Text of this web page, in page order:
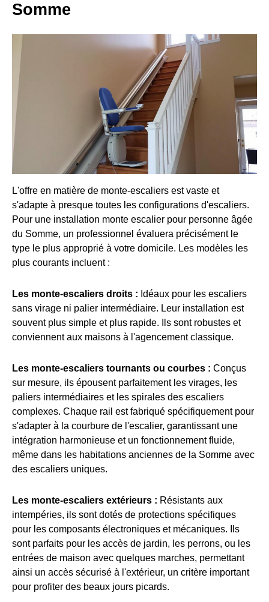
Somme
L'offre en matière de monte-escaliers est vaste et
s'adapte à presque toutes les configurations d'escaliers.
Pour une installation monte escalier pour personne âgée
du Somme, un professionnel évaluera précisément le
type le plus approprié à votre domicile. Les modèles les
plus courants incluent :
Les monte-escaliers droits : Idéaux pour les escaliers
sans virage ni palier intermédiaire. Leur installation est
souvent plus simple et plus rapide. Ils sont robustes et
conviennent aux maisons à l'agencement classique.
Les monte-escaliers tournants ou courbes : Conçus
sur mesure, ils épousent parfaitement les virages, les
paliers intermédiaires et les spirales des escaliers
complexes. Chaque rail est fabriqué spécifiquement pour
s'adapter à la courbure de l'escalier, garantissant une
intégration harmonieuse et un fonctionnement fluide,
même dans les habitations anciennes de la Somme avec
des escaliers uniques.
Les monte-escaliers extérieurs : Résistants aux
intempéries, ils sont dotés de protections spécifiques
pour les composants électroniques et mécaniques. Ils
sont parfaits pour les accès de jardin, les perrons, ou les
entrées de maison avec quelques marches, permettant
ainsi un accès sécurisé à l'extérieur, un critère important
pour profiter des beaux jours picards.